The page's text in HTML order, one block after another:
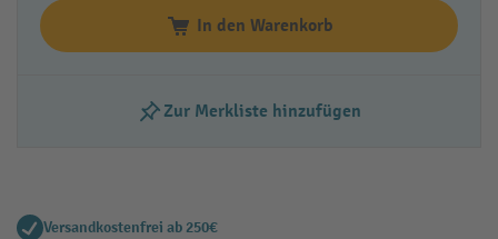
In den Warenkorb
Zur Merkliste hinzufügen
Versandkostenfrei ab 250€